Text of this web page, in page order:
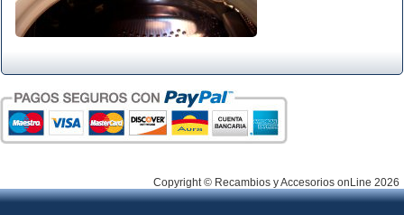
Copyright © Recambios y Accesorios onLine 2026